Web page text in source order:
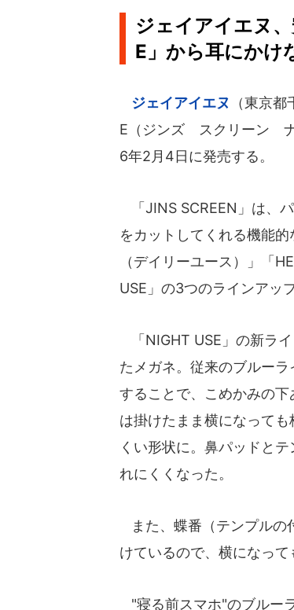
ジェイアイエヌ
E」から耳にかけ
ジェイアイエヌ （東京
E（ジンズ スクリーン ナ
6年2月4日に発売する。
「JINS SCREEN」は、
をカットしてくれる機能
（デイリーユース）」「
USE」の3つのラインアッ
「NIGHT USE」の新ラ
たメガネ。従来のブルー
することで、こめかみの
は掛けたまま横になって
くい形状に。鼻パッドと
れにくくなった。
また、蝶番（テンプルの
けているので、横になって
"寝る前スマホ"のブルー